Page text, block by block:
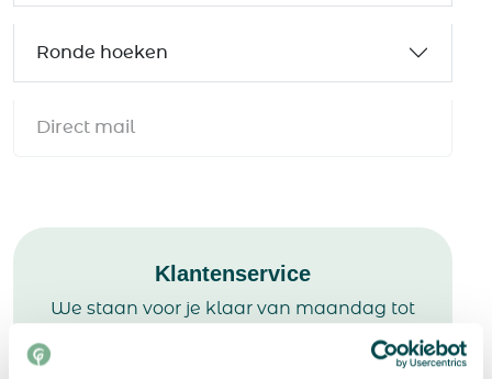
Ronde hoeken
Direct mail
Klantenservice
We staan voor je klaar van maandag tot